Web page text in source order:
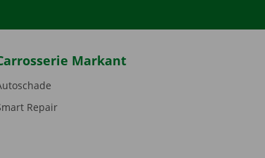
Markant
Repair